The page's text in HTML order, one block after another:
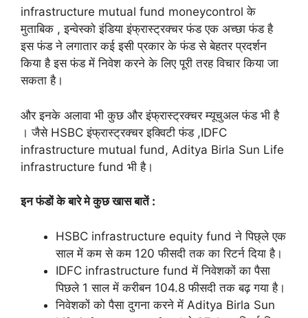
infrastructure mutual fund moneycontrol के
मुताबिक , इन्वेस्को इंडिया इंफ्रास्ट्रक्चर फंड एक अच्छा फंड है
इस फंड ने लगातार कई इसी प्रकार के फंड से बेहतर प्रदर्शन
किया है इस फंड में निवेश करने के लिए पूरी तरह विचार किया जा
सकता है।
और इनके अलावा भी कुछ और इंफ्रास्ट्रक्चर म्यूचुअल फंड भी है
। जैसे HSBC इंफ्रास्ट्रक्चर इक्विटी फंड ,IDFC
infrastructure mutual fund, Aditya Birla Sun Life
infrastructure fund भी है।
इन फंडों के बारे मे कुछ खास बातें :
HSBC infrastructure equity fund ने पिछ्ले एक
साल में कम से कम 120 फीसदी तक का रिटर्न दिया है।
IDFC infrastructure fund में निवेशकों का पैसा
पिछले 1 साल में करीबन 104.8 फीसदी तक बढ़ गया है।
निवेशकों को पैसा दुगना करने में Aditya Birla Sun